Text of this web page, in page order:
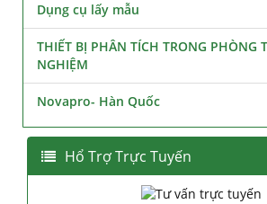
Dụng cụ lấy mẫu
THIẾT BỊ PHÂN TÍCH TRONG PHÒNG
NGHIỆM
Novapro- Hàn Quốc
Hổ Trợ Trực Tuyến